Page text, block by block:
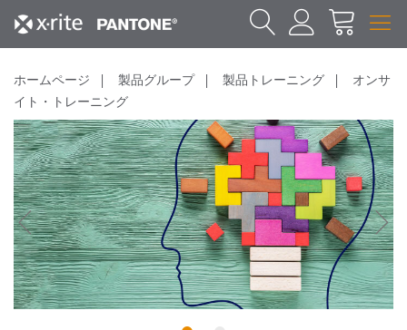
ホームページ 製品グループ 製品トレーニング
オンサ
イト・トレーニング